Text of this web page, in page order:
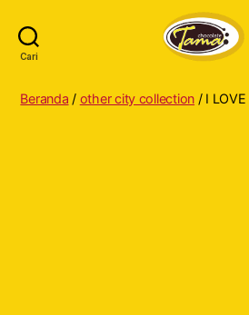
Cari
Beranda / other city collection / I